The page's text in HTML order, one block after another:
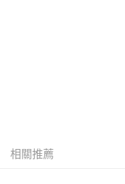
相關推薦